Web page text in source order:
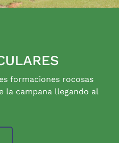
formaciones rocosas
la campana llegando al